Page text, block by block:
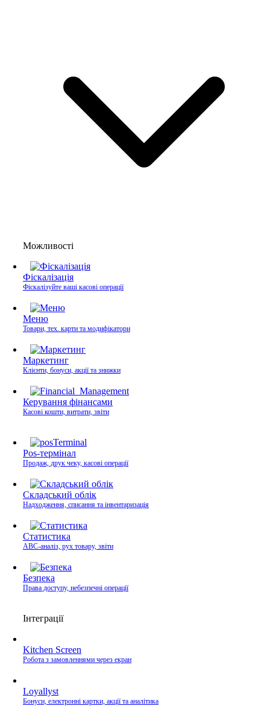
Можливості
Фіскалізація
Фіскалізуйте ваші касові операції
Меню
Товари, тех. карти та модифікатори
Маркетинг
Клієнти, бонуси, акції та знижки
Керування фінансами
Касові кошти, витрати, звіти
Pos-термінал
Продаж, друк чеку, касові операції
Складський облік
Надходження, списання та інвентаризація
Статистика
ABC-аналіз, рух товару, звіти
Безпека
Права доступу, небезпечні операції
Інтеграції
Kitchen Screen
Робота з замовленнями через екран
Loyallyst
Бонуси, електронні картки, акції та аналітика